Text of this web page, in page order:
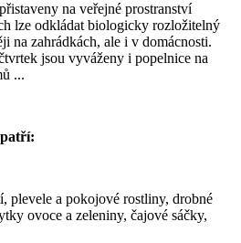
na veřejné prostranství
lze odkládat biologicky rozložitelný
na zahrádkách, ale i v domácnosti.
jsou vyváženy i popelnice na
...
plevele a pokojové rostliny, drobné
ovoce a zeleniny, čajové sáčky,